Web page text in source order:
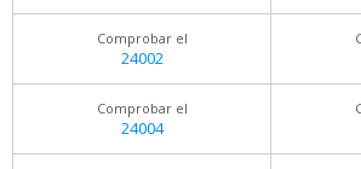
Comprobar el
24002
Comprobar el
24004